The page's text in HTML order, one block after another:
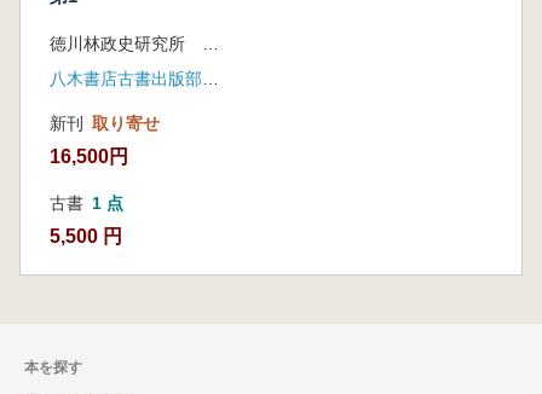
徳川林政史研究所 編、深井雅海・川島孝一 校訂
八木書店古書出版部、八木書店 (発売)
新刊 取り寄せ
16,500円
古書 1 点
5,500 円
本を探す